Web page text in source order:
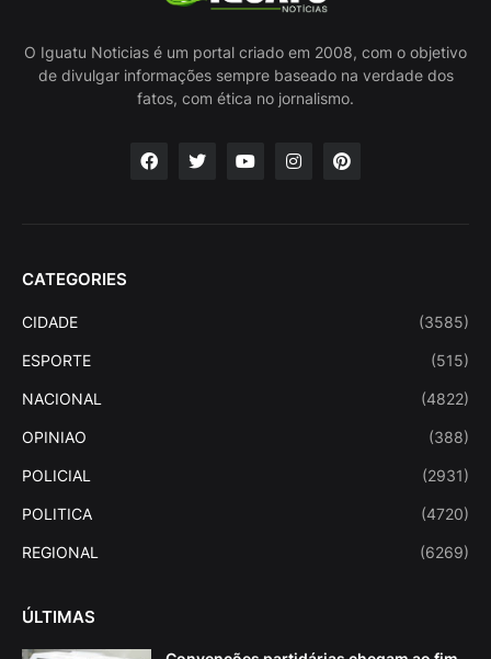
O Iguatu Noticias é um portal criado em 2008, com o objetivo
de divulgar informações sempre baseado na verdade dos
fatos, com ética no jornalismo.
CATEGORIES
CIDADE (3585)
ESPORTE (515)
NACIONAL (4822)
OPINIAO (388)
POLICIAL (2931)
POLITICA (4720)
REGIONAL (6269)
ÚLTIMAS